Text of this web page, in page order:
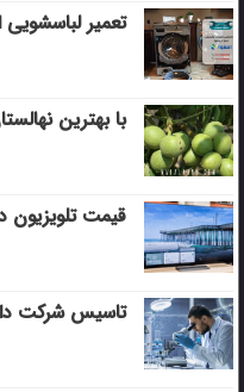
تعمیر لباسشویی
با بهترین
قیمت تلویزیون در
تاسیس شرکت